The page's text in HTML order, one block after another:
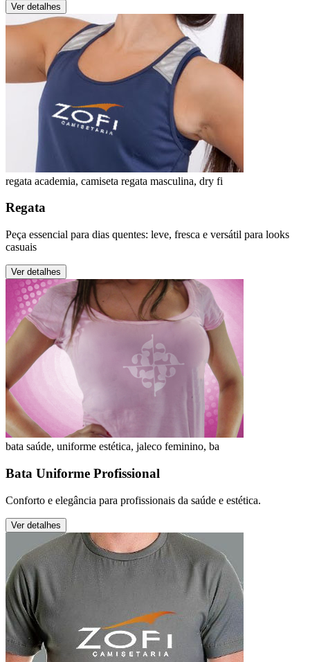
Ver detalhes
regata academia, camiseta regata masculina, dry fi
Regata
Peça essencial para dias quentes: leve, fresca e versátil para looks
casuais
Ver detalhes
bata saúde, uniforme estética, jaleco feminino, ba
Bata Uniforme Profissional
Conforto e elegância para profissionais da saúde e estética.
Ver detalhes